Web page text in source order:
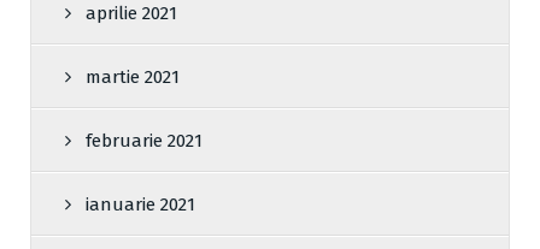
aprilie 2021
martie 2021
februarie 2021
ianuarie 2021